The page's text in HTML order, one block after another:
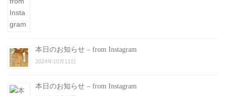
本日のお知らせ – from Instagram
2024年10月11日
本日のお知らせ – from Instagram